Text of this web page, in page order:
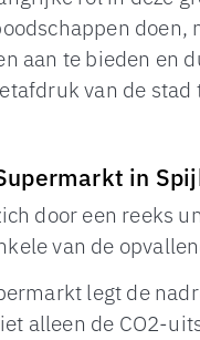
doen,
aan te bieden en
van de
in
door een reeks
van de
legt de
alleen de CO2-